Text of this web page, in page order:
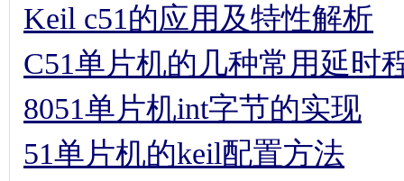
Keil c51的应用及特性解析
C51单片机的几种常用延时
8051单片机int字节的实现
51单片机的keil配置方法